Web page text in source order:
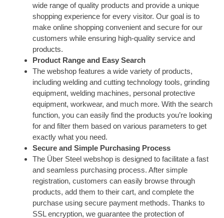
wide range of quality products and provide a unique
shopping experience for every visitor. Our goal is to
make online shopping convenient and secure for our
customers while ensuring high-quality service and
products.
Product Range and Easy Search
The webshop features a wide variety of products,
including welding and cutting technology tools, grinding
equipment, welding machines, personal protective
equipment, workwear, and much more. With the search
function, you can easily find the products you’re looking
for and filter them based on various parameters to get
exactly what you need.
Secure and Simple Purchasing Process
The Über Steel webshop is designed to facilitate a fast
and seamless purchasing process. After simple
registration, customers can easily browse through
products, add them to their cart, and complete the
purchase using secure payment methods. Thanks to
SSL encryption, we guarantee the protection of